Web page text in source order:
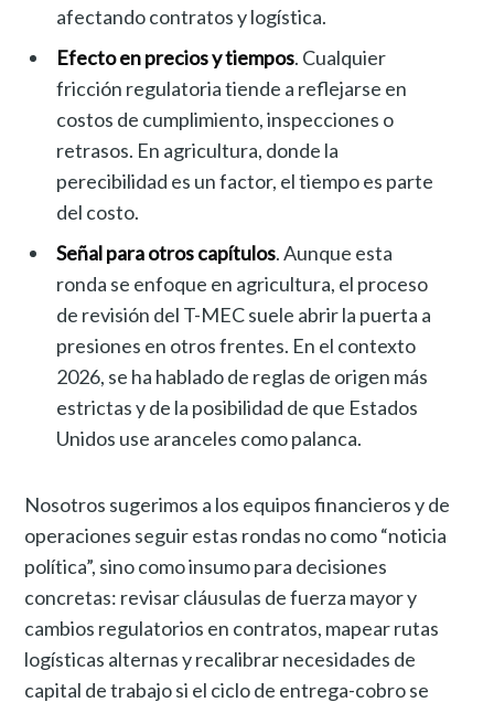
afectando contratos y logística.
Efecto en precios y tiempos. Cualquier
fricción regulatoria tiende a reflejarse en
costos de cumplimiento, inspecciones o
retrasos. En agricultura, donde la
perecibilidad es un factor, el tiempo es parte
del costo.
Señal para otros capítulos. Aunque esta
ronda se enfoque en agricultura, el proceso
de revisión del T-MEC suele abrir la puerta a
presiones en otros frentes. En el contexto
2026, se ha hablado de reglas de origen más
estrictas y de la posibilidad de que Estados
Unidos use aranceles como palanca.
Nosotros sugerimos a los equipos financieros y de
operaciones seguir estas rondas no como “noticia
política”, sino como insumo para decisiones
concretas: revisar cláusulas de fuerza mayor y
cambios regulatorios en contratos, mapear rutas
logísticas alternas y recalibrar necesidades de
capital de trabajo si el ciclo de entrega-cobro se